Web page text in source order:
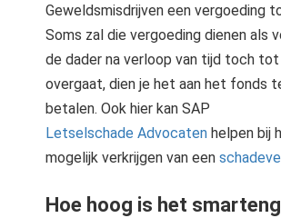
Geweldsmisdrijven een vergoeding
Soms zal die vergoeding dienen als
de dader na verloop van tijd toch
overgaat, dien je het aan het fonds
betalen. Ook hier kan SAP
Letselschade Advocaten helpen bij
mogelijk verkrijgen van een
Hoe hoog is het